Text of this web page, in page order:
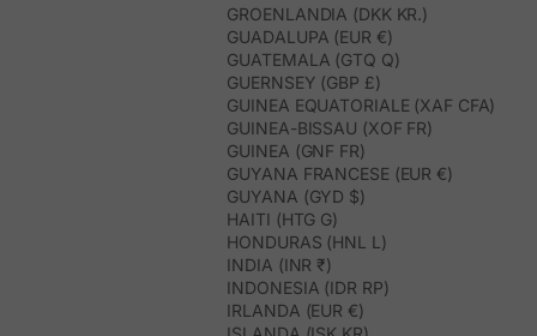
GROENLANDIA (DKK KR.)
GUADALUPA (EUR €)
GUATEMALA (GTQ Q)
GUERNSEY (GBP £)
GUINEA EQUATORIALE (XAF CFA)
GUINEA-BISSAU (XOF FR)
GUINEA (GNF FR)
GUYANA FRANCESE (EUR €)
GUYANA (GYD $)
HAITI (HTG G)
HONDURAS (HNL L)
INDIA (INR ₹)
INDONESIA (IDR RP)
IRLANDA (EUR €)